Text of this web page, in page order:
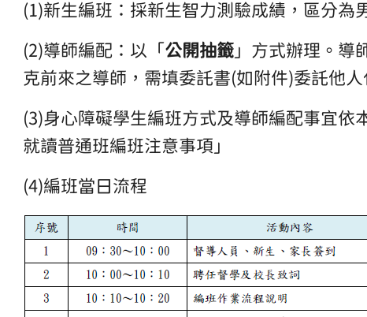
(1)新生編班：採新生智力測驗成績，區分為
(2)導師編配：以「 公開抽籤 」方式辦理。導
克前來之導師，需填委託書(如附件)委託他人
(3)身心障礙學生編班方式及導師編配事宜依
就讀普通班編班注意事項」
(4)編班當日流程